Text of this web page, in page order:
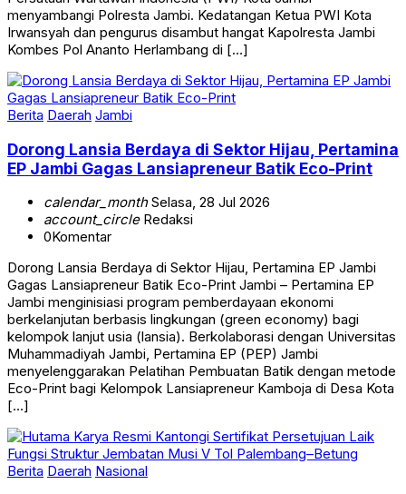
menyambangi Polresta Jambi. Kedatangan Ketua PWI Kota
Irwansyah dan pengurus disambut hangat Kapolresta Jambi
Kombes Pol Ananto Herlambang di […]
Berita Daerah Jambi
Dorong Lansia Berdaya di Sektor Hijau, Pertamina
EP Jambi Gagas Lansiapreneur Batik Eco-Print
calendar_monthSelasa, 28 Jul 2026
account_circleRedaksi
0Komentar
Dorong Lansia Berdaya di Sektor Hijau, Pertamina EP Jambi
Gagas Lansiapreneur Batik Eco-Print Jambi – Pertamina EP
Jambi menginisiasi program pemberdayaan ekonomi
berkelanjutan berbasis lingkungan (green economy) bagi
kelompok lanjut usia (lansia). Berkolaborasi dengan Universitas
Muhammadiyah Jambi, Pertamina EP (PEP) Jambi
menyelenggarakan Pelatihan Pembuatan Batik dengan metode
Eco-Print bagi Kelompok Lansiapreneur Kamboja di Desa Kota
[…]
Berita Daerah Nasional